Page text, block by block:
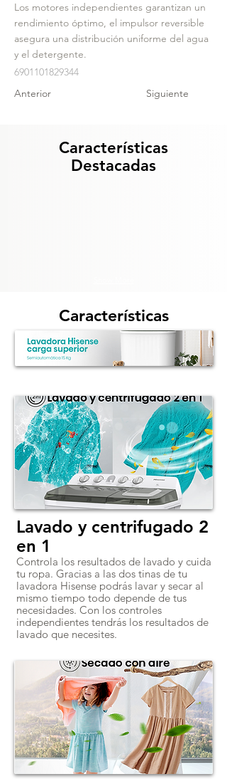
Los motores independientes garantizan un
rendimiento óptimo, el impulsor reversible
asegura una distribución uniforme del agua
y el detergente.
6901101829344
Anterior
Siguiente
Características
Destacadas
Características
Lavado y centrifugado 2
en 1
Controla los resultados de lavado y cuida
tu ropa. Gracias a las dos tinas de tu
lavadora Hisense podrás lavar y secar al
mismo tiempo todo depende de tus
necesidades. Con los controles
independientes tendrás los resultados de
lavado que necesites.